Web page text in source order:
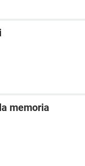
memoria